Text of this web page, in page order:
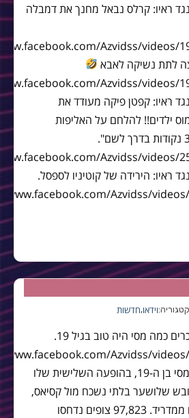
ראיו: קרלס נבאל מחנך את דמבלה
Azvidss/videos/
Azvidss/videos/
ראיו: קפטן פיקה מעודד את
ילדים!! להלחם על האליפות
המ*דיינת הזאת, עוד 3 נקודות בדרך לשם".
Azvidss/videos/
ראיו: הירידה של קוטיניו לספסל.
הביצועים המרהיבים של מסי בן ה-19
וידאו,חדשות
לפעמים אוהדים לא זוכרים כמה מסי היה טוב בגיל 19.
היום לפני 12 שנים, מסי בן ה-19, בהופעה השלישית שלו
שלושער בלתי נשכח מול קסיאס,
סרחיו ראמוס והחברים ממדריד. 97,823 צופים נדחסו